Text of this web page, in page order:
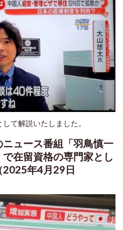
て解説いたしました。
ュース番組「羽鳥慎一
在留資格の専門家とし
2025年4月29日